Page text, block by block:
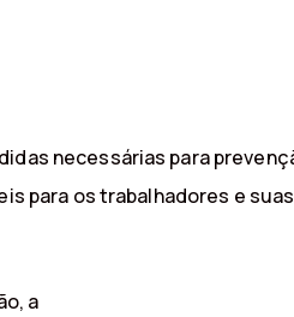
necessárias para
para os trabalhadores e
a